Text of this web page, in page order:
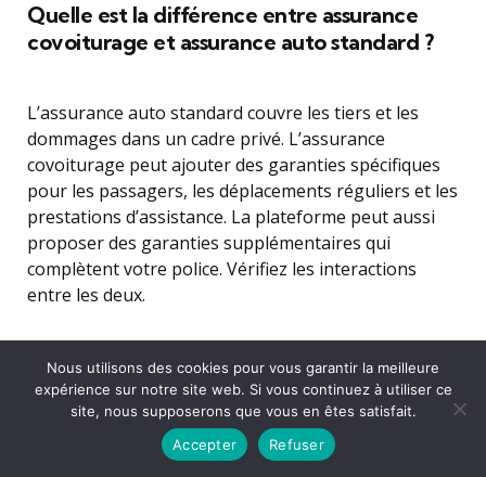
Quelle est la différence entre assurance
covoiturage et assurance auto standard ?
L’assurance auto standard couvre les tiers et les
dommages dans un cadre privé. L’assurance
covoiturage peut ajouter des garanties spécifiques
pour les passagers, les déplacements réguliers et les
prestations d’assistance. La plateforme peut aussi
proposer des garanties supplémentaires qui
complètent votre police. Vérifiez les interactions
entre les deux.
Que faire en cas d’accident impliquant un
covoituré ?
Établissez rapidement les faits, échangez les
Nous utilisons des cookies pour vous garantir la meilleure
expérience sur notre site web. Si vous continuez à utiliser ce
site, nous supposerons que vous en êtes satisfait.
Accepter
Refuser